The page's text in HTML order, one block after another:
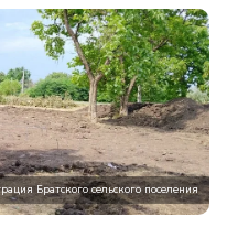
Братского сельского поселения